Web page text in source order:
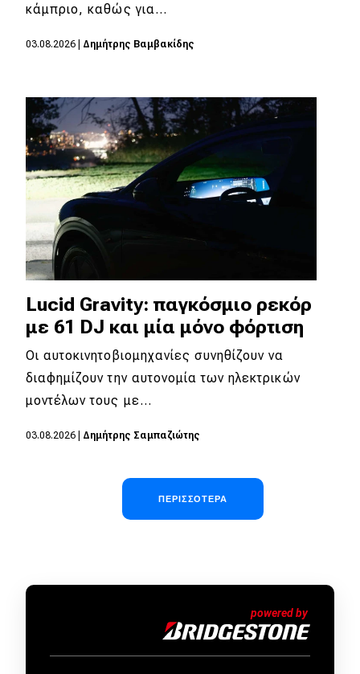
κάμπριο, καθώς για…
03.08.2026 Δημήτρης Βαμβακίδης
Lucid Gravity: παγκόσμιο ρεκόρ
με 61 DJ και μία μόνο φόρτιση
Οι αυτοκινητοβιομηχανίες συνηθίζουν να
διαφημίζουν την αυτονομία των ηλεκτρικών
μοντέλων τους με…
03.08.2026 Δημήτρης Σαμπαζιώτης
ΠΕΡΙΣΣΌΤΕΡΑ